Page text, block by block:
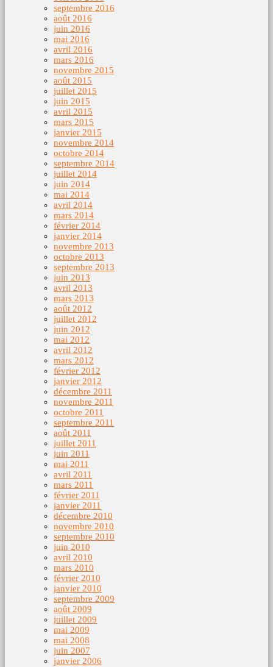
septembre 2016
août 2016
juin 2016
mai 2016
avril 2016
mars 2016
novembre 2015
août 2015
juillet 2015
juin 2015
avril 2015
mars 2015
janvier 2015
novembre 2014
octobre 2014
septembre 2014
juillet 2014
juin 2014
mai 2014
avril 2014
mars 2014
février 2014
janvier 2014
novembre 2013
octobre 2013
septembre 2013
juin 2013
avril 2013
mars 2013
août 2012
juillet 2012
juin 2012
mai 2012
avril 2012
mars 2012
février 2012
janvier 2012
décembre 2011
novembre 2011
octobre 2011
septembre 2011
août 2011
juillet 2011
juin 2011
mai 2011
avril 2011
mars 2011
février 2011
janvier 2011
décembre 2010
novembre 2010
septembre 2010
juin 2010
avril 2010
mars 2010
février 2010
janvier 2010
septembre 2009
août 2009
juillet 2009
mai 2009
mai 2008
juin 2007
janvier 2006